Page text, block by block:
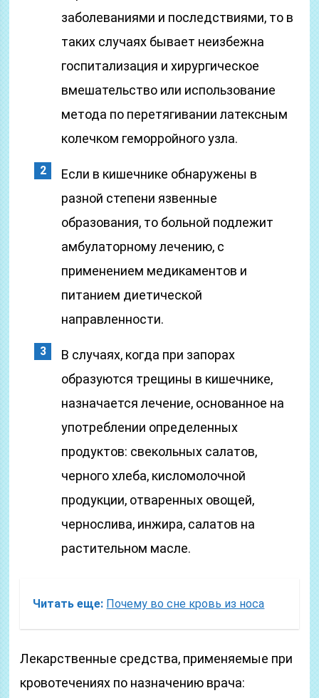
заболеваниями и последствиями, то в
таких случаях бывает неизбежна
госпитализация и хирургическое
вмешательство или использование
метода по перетягивании латексным
колечком геморройного узла.
Если в кишечнике обнаружены в
разной степени язвенные
образования, то больной подлежит
амбулаторному лечению, с
применением медикаментов и
питанием диетической
направленности.
В случаях, когда при запорах
образуются трещины в кишечнике,
назначается лечение, основанное на
употреблении определенных
продуктов: свекольных салатов,
черного хлеба, кисломолочной
продукции, отваренных овощей,
чернослива, инжира, салатов на
растительном масле.
Читать еще: Почему во сне кровь из носа
Лекарственные средства, применяемые при
кровотечениях по назначению врача: